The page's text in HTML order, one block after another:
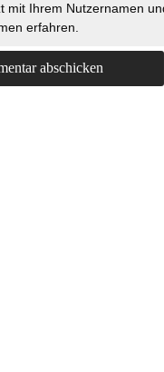
mit Ihrem Nutzernamen
erfahren.